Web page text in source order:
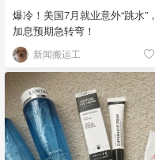
爆冷！美国7月就业意外“跳水”，
加息预期急转弯！
新闻搬运工